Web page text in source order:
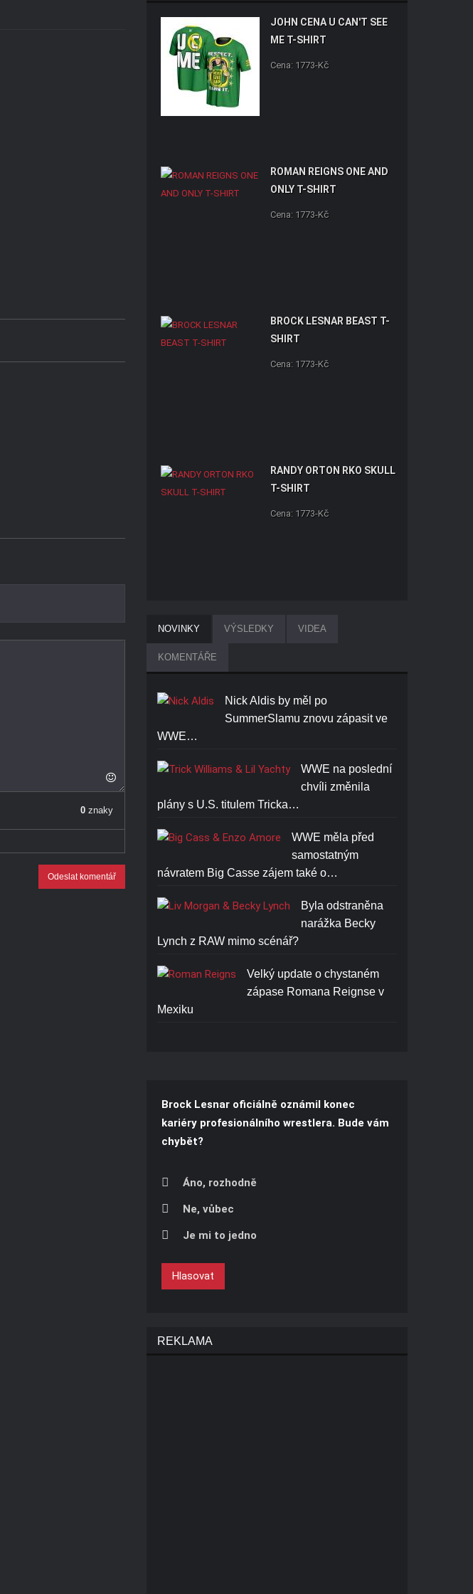
0 znaky
Odeslat komentář
JOHN CENA U CAN'T SEE
ME T-SHIRT
Cena: 1773-Kč
ROMAN REIGNS ONE AND
ONLY T-SHIRT
Cena: 1773-Kč
BROCK LESNAR BEAST T-
SHIRT
Cena: 1773-Kč
RANDY ORTON RKO SKULL
T-SHIRT
Cena: 1773-Kč
NOVINKY VÝSLEDKY VIDEA
KOMENTÁŘE
Nick Aldis by měl po
SummerSlamu znovu zápasit ve
WWE…
WWE na poslední
chvíli změnila
plány s U.S. titulem Tricka…
WWE měla před
samostatným
návratem Big Casse zájem také o…
Byla odstraněna
narážka Becky
Lynch z RAW mimo scénář?
Velký update o chystaném
zápase Romana Reignse v
Mexiku
Brock Lesnar oficiálně oznámil konec
kariéry profesionálního wrestlera. Bude vám
chybět?
Áno, rozhodně
Ne, vůbec
Je mi to jedno
Hlasovat
REKLAMA